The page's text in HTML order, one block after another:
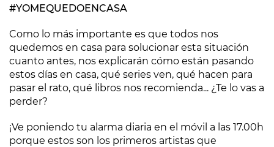
#YOMEQUEDOENCASA
Como lo más importante es que todos nos
quedemos en casa para solucionar esta situación
cuanto antes, nos explicarán cómo están pasando
estos días en casa, qué series ven, qué hacen para
pasar el rato, qué libros nos recomienda... ¿Te lo vas a
perder?
¡Ve poniendo tu alarma diaria en el móvil a las 17.00h
porque estos son los primeros artistas que